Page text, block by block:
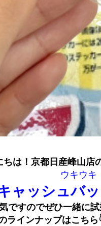
ちは！京都日産峰山店
ウキウキ
ャッシュバ
ですのでぜひ一緒に
ラインナップはこちら